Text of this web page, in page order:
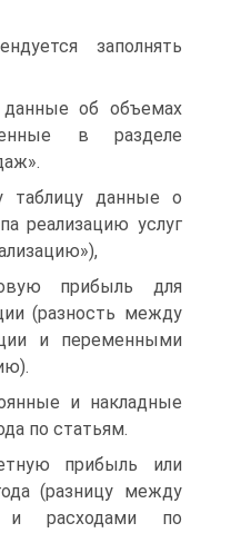
заполнять
об объемах
в разделе
таблицу данные о
реализацию услуг
прибыль для
(разность между
и переменными
и накладные
по статьям.
прибыль или
(разницу между
и расходами по